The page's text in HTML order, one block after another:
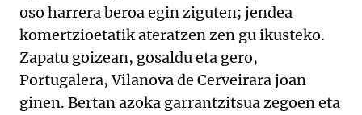
oso harrera beroa egin ziguten; jendea
komertzioetatik ateratzen zen gu ikusteko.
Zapatu goizean, gosaldu eta gero,
Portugalera, Vilanova de Cerveirara joan
ginen. Bertan azoka garrantzitsua zegoen eta